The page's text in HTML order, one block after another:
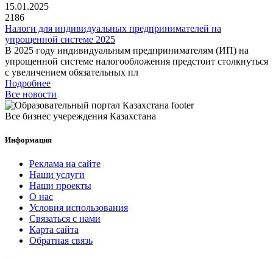
15.01.2025
2186
Налоги для индивидуальных предпринимателей на
упрощенной системе 2025
В 2025 году индивидуальным предпринимателям (ИП) на
упрощенной системе налогообложения предстоит столкнуться
с увеличением обязательных пл
Подробнее
Все новости
Все бизнес учереждения Казахстана
Информация
Реклама на сайте
Наши услуги
Наши проекты
О нас
Условия использования
Связаться с нами
Карта сайта
Обратная связь